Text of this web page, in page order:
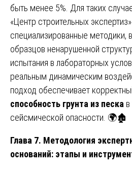
быть менее 5%. Для таких
«Центр строительных
специализированные
образцов ненарушенной
испытания в лабораторных
реальным динамическим
подход обеспечивает
способность грунта из песка
сейсмической опасности. 🌍🏚️
Глава 7. Методология
оснований: этапы и